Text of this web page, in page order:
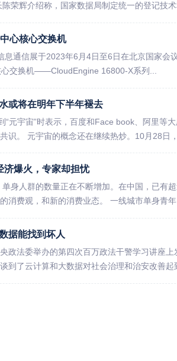
荣辉介绍称，国家数据局制定统一的登记技术
心核心交换机
息通信展于2023年6月4日至6日在北京国家会
交换机——CloudEngine 16800-X系列...
或将在明年下半年褪去
“元宇宙”时表示，百度和Face book、阿里等
识。 元宇宙的概念还在继续热炒。10月28日
济爆火，专家却担忧
身人群的数量正在不断增加。在中国，已有
消费观，和新的消费业态。 一线城市单身青年
据能找到坏人
政法委举办的第四次百万政法干警学习讲座
到了云计算和大数据对社会治理和治安改善起